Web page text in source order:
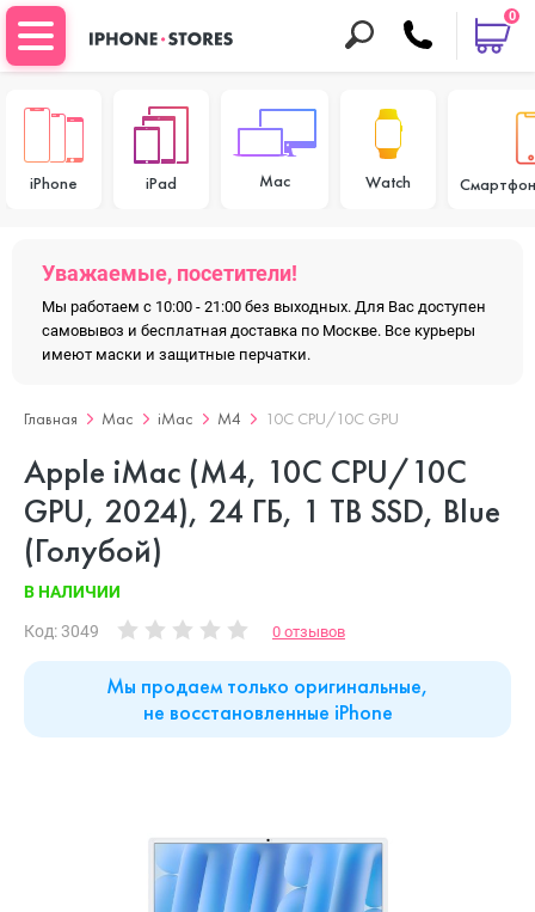
0
iPhone iPad Mac Watch
Уважаемые, посетители!
Мы работаем с 10:00 - 21:00 без выходных. Для Вас доступен
самовывоз и бесплатная доставка по Москве. Все курьеры
имеют маски и защитные перчатки.
Главная Mac iMac M4 10C CPU/10C GPU
Apple iMac (M4, 10C CPU/10C
GPU, 2024), 24 ГБ, 1 TB SSD, Blue
(Голубой)
В НАЛИЧИИ
Код: 3049 0 отзывов
Мы продаем только оригинальные,
не восстановленные iPhone